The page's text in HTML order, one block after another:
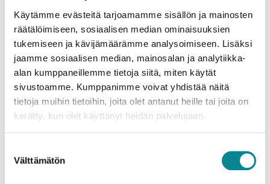
Käytämme evästeitä tarjoamamme sisällön ja mainosten
räätälöimiseen, sosiaalisen median ominaisuuksien
tukemiseen ja kävijämäärämme analysoimiseen. Lisäksi
jaamme sosiaalisen median, mainosalan ja analytiikka-
alan kumppaneillemme tietoja siitä, miten käytät
sivustoamme. Kumppanimme voivat yhdistää näitä
tietoja muihin tietoihin, joita olet antanut heille tai joita on
kerätty, kun olet käyttänyt heidän palvelujaan.
valinta
Välttämätön
Biogeeliä voidaan tulevaisuudessa mahdollisesti
hyödyntää myös laivojen pilssivesien keräykseen.
JAA SOMESSA